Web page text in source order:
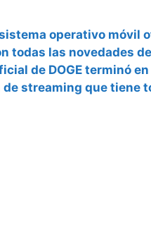
operativo móvil
todas las novedades
de DOGE terminó
streaming que tiene